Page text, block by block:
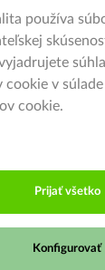
používa
v súlade
cookie.
Prijať všetko
Konfigurovať